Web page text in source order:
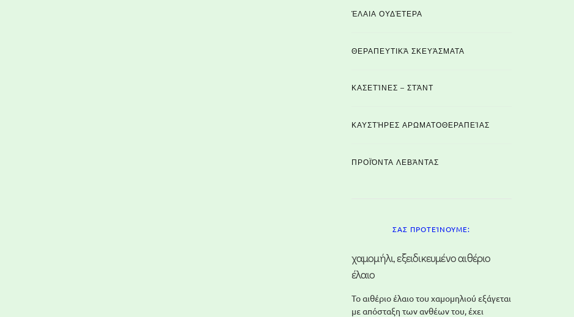
ΈΛΑΙΑ ΟΥΔΈΤΕΡΑ
ΘΕΡΑΠΕΥΤΙΚΆ ΣΚΕΥΆΣΜΑΤΑ
ΚΑΣΕΤΊΝΕΣ – ΣΤΆΝΤ
ΚΑΥΣΤΉΡΕΣ ΑΡΩΜΑΤΟΘΕΡΑΠΕΊΑΣ
ΠΡΟΪΌΝΤΑ ΛΕΒΆΝΤΑΣ
ΣΑΣ ΠΡΟΤΕΊΝΟΥΜΕ:
χαμομήλι, εξειδικευμένο αιθέριο
έλαιο
Το αιθέριο έλαιο του χαμομηλιού εξάγεται
με απόσταξη των ανθέων του, έχει